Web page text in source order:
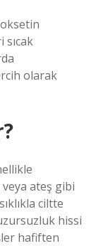
sıcak
olarak
veya ateş gibi
ciltte
hissi
hafiften